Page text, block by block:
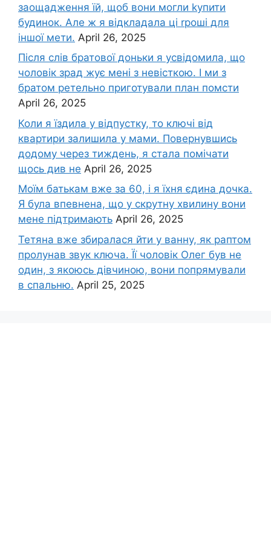
заощадження їй, щоб вони могли kупити
будинок. Але ж я відкладала ці rроші для
іншої мети. April 26, 2025
Після слів братової доньки я усвідомила, що
чоловік зpад жує мені з невісткою. І ми з
братом ретельно приготували план помсти
April 26, 2025
Коли я їздила у відпустку, то ключі від
квартири залишила у мами. Повернувшись
додому через тиждень, я стала помічати
щось див не April 26, 2025
Моїм батькам вже за 60, і я їхня єдина дочка.
Я була впевнена, що у скрутну хвилину вони
мене підтримають April 26, 2025
Тетяна вже збиралася йти у ванну, як раптом
пролунав звук ключа. Її чоловік Олег був не
один, з якоюсь дівчиною, вони попрямували
в спальню. April 25, 2025